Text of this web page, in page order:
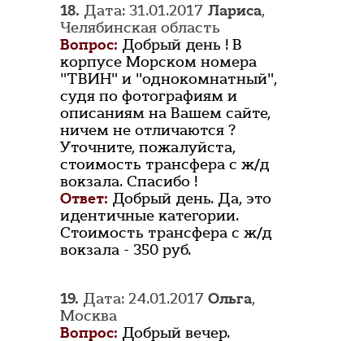
18. Дата: 31.01.2017 Лариса,
Челябинская область
Вопрос: Добрый день ! В
корпусе Морском номера
"ТВИН" и "однокомнатный",
судя по фотографиям и
описаниям на Вашем сайте,
ничем не отличаются ?
Уточните, пожалуйста,
стоимость трансфера с ж/д
вокзала. Спасибо !
Ответ: Добрый день. Да, это
идентичные категории.
Стоимость трансфера с ж/д
вокзала - 350 руб.
19. Дата: 24.01.2017 Ольга,
Москва
Вопрос: Добрый вечер.